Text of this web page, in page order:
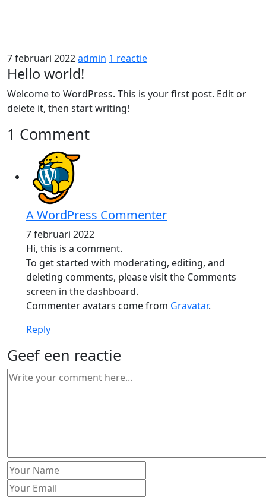
7 februari 2022admin 1 reactie
Hello world!
Welcome to WordPress. This is your first post. Edit or
delete it, then start writing!
1 Comment
A WordPress Commenter
7 februari 2022
Hi, this is a comment.
To get started with moderating, editing, and
deleting comments, please visit the Comments
screen in the dashboard.
Commenter avatars come from Gravatar.
Reply
Geef een reactie